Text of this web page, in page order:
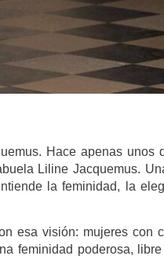
Hace apenas unos
Liline Jacquemus.
la feminidad, la
esa visión: mujeres con
feminidad poderosa,